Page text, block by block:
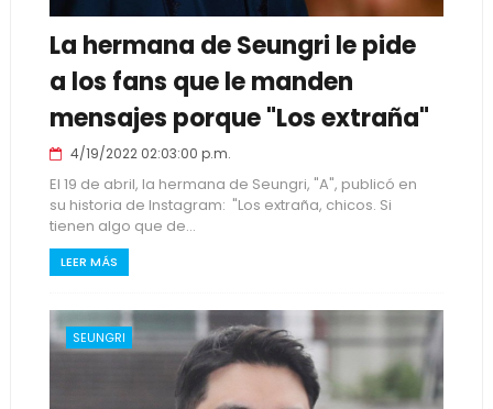
La hermana de Seungri le pide
a los fans que le manden
mensajes porque "Los extraña"
4/19/2022 02:03:00 p.m.
El 19 de abril, la hermana de Seungri, "A", publicó en
su historia de Instagram: "Los extraña, chicos. Si
tienen algo que de...
LEER MÁS
SEUNGRI